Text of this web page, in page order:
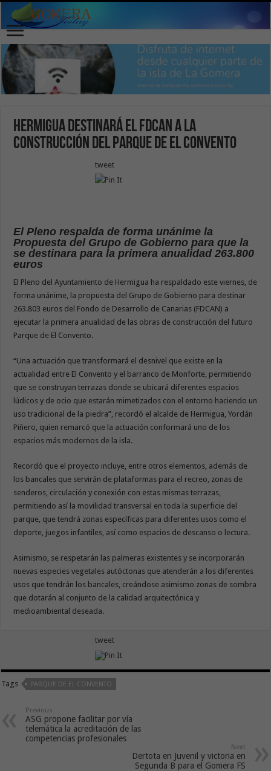
Hermigua destinará el FDCAN a la
construcción del Parque de El Convento
tweet
El Pleno respalda de forma unánime la
Propuesta del Grupo de Gobierno para que la
se destinara para la primera anualidad 263.800
euros
El Pleno del Ayuntamiento de Hermigua ha respaldado este viernes, de
forma unánime, la propuesta del Grupo de Gobierno para destinar
263.803 euros del Fondo de Desarrollo de Canarias (FDCAN) a
ejecutar la primera anualidad de las obras de construcción del futuro
Parque de El Convento.
“Una actuación que transformará el desnivel que existe en la
actualidad entre El Convento y el barranco de Monforte, permitiendo
que se construyan terrazas donde se ubicará diferentes espacios
lúdicos y de ocio que estarán mimetizados con el entorno haciendo un
uso tradicional de la piedra”, recordó el alcalde de Hermigua, Yordán
Piñero, quien remarcó que la actuación conformará uno de los
espacios más modernos de la isla.
Recordó que el proyecto incluye, entre otros elementos, además de
los bancales que servirán de plataformas para el recreo, zonas de
senderos, circulación y conexión con estas mismas terrazas,
permitiendo así la movilidad transversal en toda la superficie del
parque, que tendrá zonas específicas para diferentes usos como el
deporte, juegos infantiles, así como espacios de descanso o lectura.
Asimismo, se respetarán las palmeras existentes y se incorporarán
nuevas especies vegetales autóctonas que atenderán a los diferentes
usos que tendrán los bancales, creándose asimismo zonas de sombra
que dotarán al conjunto de la calidad arquitectónica y
medioambiental deseada.
tweet
Tags PARQUE DE EL CONVENTO
Previous
ASG propone facilitar por vía
telemática la acreditación de las
competencias profesionales
Next
Dertota en Juvenil y victoria en
Segunda B para el Gomera FS